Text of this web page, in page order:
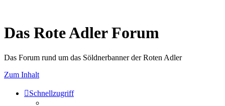
Das Rote Adler Forum
Das Forum rund um das Söldnerbanner der Roten Adler
Zum Inhalt
Schnellzugriff